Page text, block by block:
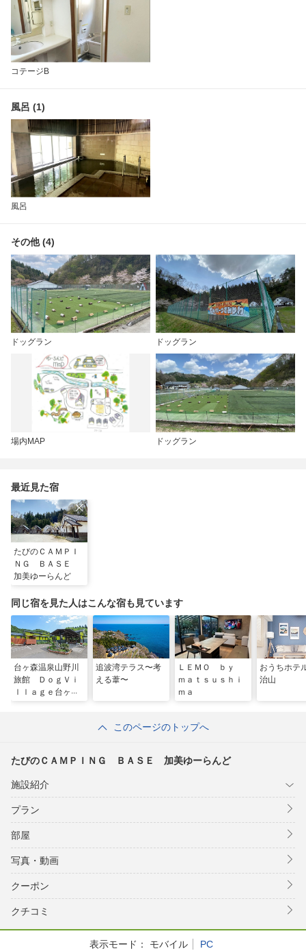
コテージB
風呂 (1)
風呂
その他 (4)
ドッグラン ドッグラン
場内MAP ドッグラン
最近見た宿
たびのＣＡＭＰＩ
ＮＧ ＢＡＳＥ
加美ゆーらんど
同じ宿を見た人はこんな宿も見ています
台ヶ森温泉山野川
旅館 ＤｏｇＶｉ
ｌｌａｇｅ台ヶ森
追波湾テラス〜考
える葦〜
ＬＥＭＯ ｂｙ
ｍａｔｓｕｓｈｉ
ｍａ
おうちホ
治山
このページのトップへ
たびのＣＡＭＰＩＮＧ ＢＡＳＥ 加美ゆーらんど
施設紹介
プラン
部屋
写真・動画
クーポン
クチコミ
表示モード： モバイル PC